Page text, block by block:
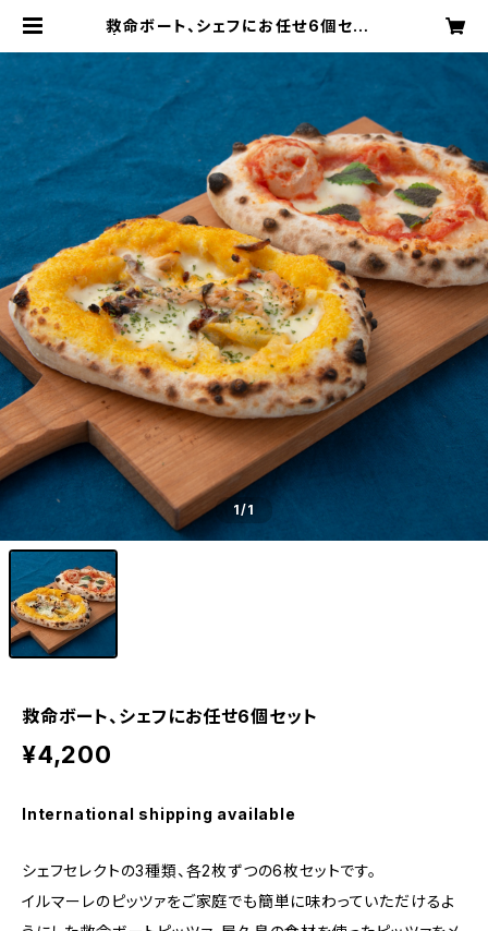
救命ボート、シェフにお任せ6個セット
1/1
救命ボート、シェフにお任せ6個セット
¥4,200
International shipping available
シェフセレクトの3種類、各2枚ずつの6枚セットです。
イルマーレのピッツァをご家庭でも簡単に味わっていただけるよ